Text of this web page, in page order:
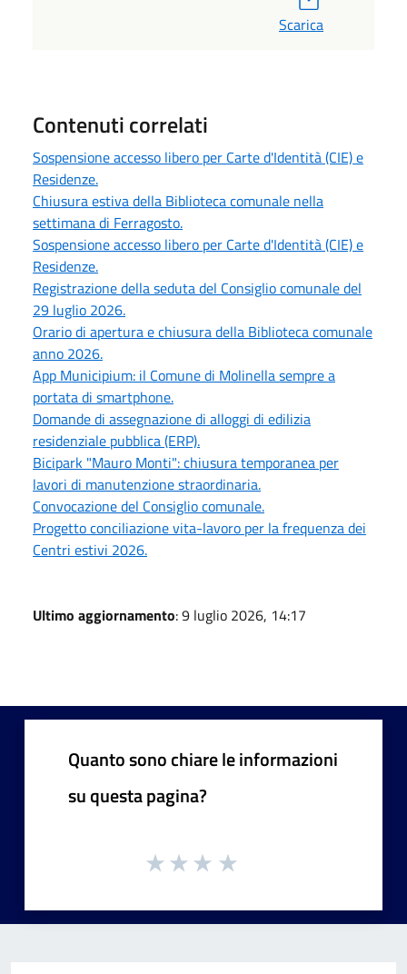
Scarica
Contenuti correlati
Sospensione accesso libero per Carte d'Identità (CIE) e
Residenze.
Chiusura estiva della Biblioteca comunale nella
settimana di Ferragosto.
Sospensione accesso libero per Carte d'Identità (CIE) e
Residenze.
Registrazione della seduta del Consiglio comunale del
29 luglio 2026.
Orario di apertura e chiusura della Biblioteca comunale
anno 2026.
App Municipium: il Comune di Molinella sempre a
portata di smartphone.
Domande di assegnazione di alloggi di edilizia
residenziale pubblica (ERP).
Bicipark "Mauro Monti": chiusura temporanea per
lavori di manutenzione straordinaria.
Convocazione del Consiglio comunale.
Progetto conciliazione vita-lavoro per la frequenza dei
Centri estivi 2026.
Ultimo aggiornamento: 9 luglio 2026, 14:17
Quanto sono chiare le informazioni
su questa pagina?